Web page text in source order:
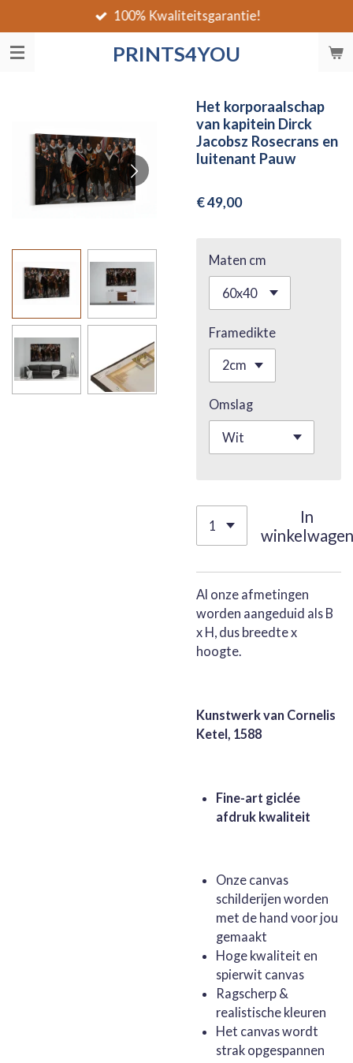
direct
naar
PRINTS4YOU
100% Kwaliteitsgarantie!
Het korporaalschap
van kapitein Dirck
Jacobsz Rosecrans en
luitenant Pauw
€ 49,00
Maten cm
Framedikte
Omslag
In
winkelwagen
Al onze afmetingen
worden aangeduid als B
x H, dus breedte x
hoogte.
Kunstwerk van Cornelis
Ketel, 1588
Fine-art giclée
afdruk kwaliteit
Onze canvas
schilderijen worden
met de hand voor jou
gemaakt
Hoge kwaliteit en
spierwit canvas
Ragscherp &
realistische kleuren
Het canvas wordt
strak opgespannen